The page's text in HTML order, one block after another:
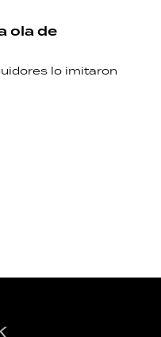
ola de
lo imitaron